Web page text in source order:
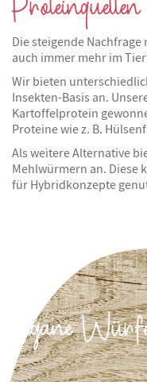
Die steigende
auch immer mehr im
Wir bieten
Insekten-Basis an.
Kartoffelprotein
Proteine wie z. B.
Als weitere Alternative
Mehlwürmern an. Diese
für Hybridkonzepte
Vegane